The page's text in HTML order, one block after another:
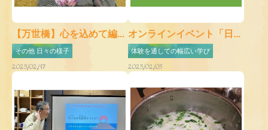
【万世橋】心を込めて編...
その他 日々の様子
2025/02/17
オンラインイベント「日...
体験を通しての幅広い学び
2025/02/05